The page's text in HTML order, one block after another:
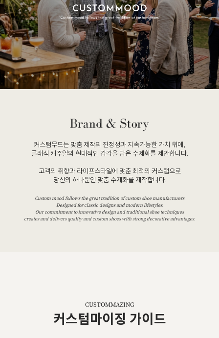
커스텀무드는 맞춤 제작의 진정성과 지속가능한 가치 위에,
클래식 캐주얼의 현대적인 감각을 담은 수제화를 제안합니다.
고객의 취향과 라이프스타일에 맞춘 최적의 커스텀으로
당신의 하나뿐인 맞춤 수제화를 제작합니다.
Custom mood follows the great tradition of custom shoe manufacturers
Designed for classic designs and modern lifestyles.
Our commitment to innovative design and traditional shoe techniques
creates and delivers quality and custom shoes with strong decorative advantages.
CUSTOMMAZING
커스텀마이징 가이드